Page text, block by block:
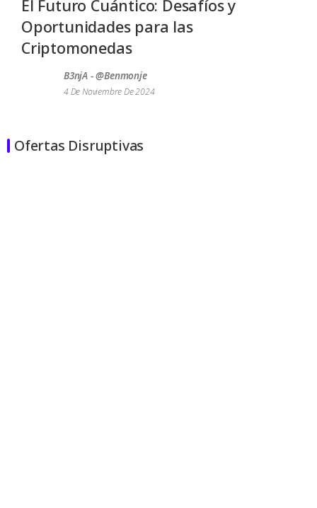
El Futuro Cuántico: Desafíos y
Oportunidades para las
Criptomonedas
B3njA - @benmonje
4 De Noviembre De 2024
Ofertas Disruptivas